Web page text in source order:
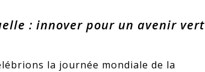
: innover pour un avenir vert
la journée mondiale de la